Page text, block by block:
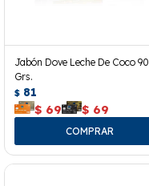
Jabón Dove Leche De Coco 90
Grs.
$ 81
$ 69 $ 69